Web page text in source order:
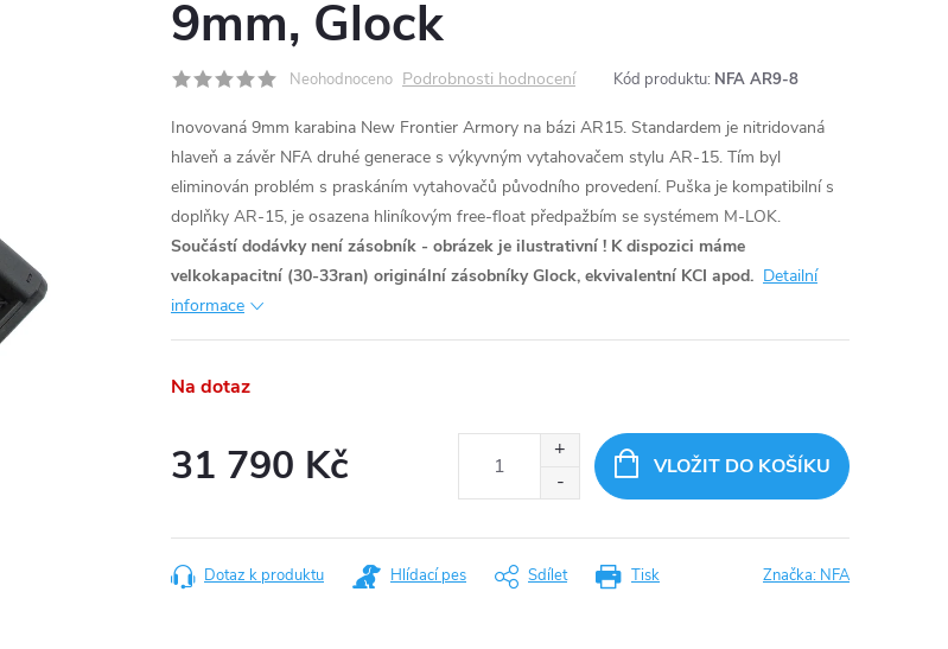
9mm, Glock
Neohodnoceno Podrobnosti hodnocení Kód produktu: NFA AR9-8
Inovovaná 9mm karabina New Frontier Armory na bázi AR15. Standardem je nitridovaná
hlaveň a závěr NFA druhé generace s výkyvným vytahovačem stylu AR-15. Tím byl
eliminován problém s praskáním vytahovačů původního provedení. Puška je kompatibilní s
doplňky AR-15, je osazena hliníkovým free-float předpažbím se systémem M-LOK.
Součástí dodávky není zásobník - obrázek je ilustrativní ! K dispozici máme
velkokapacitní (30-33ran) originální zásobníky Glock, ekvivalentní KCI apod. Detailní
informace
Na dotaz
31 790 Kč VLOŽIT DO KOŠÍKU
Tisk
Dotaz k produktu Hlídací pes Sdílet Značka: NFA